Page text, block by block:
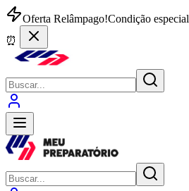
Oferta Relâmpago!Condição
⏰